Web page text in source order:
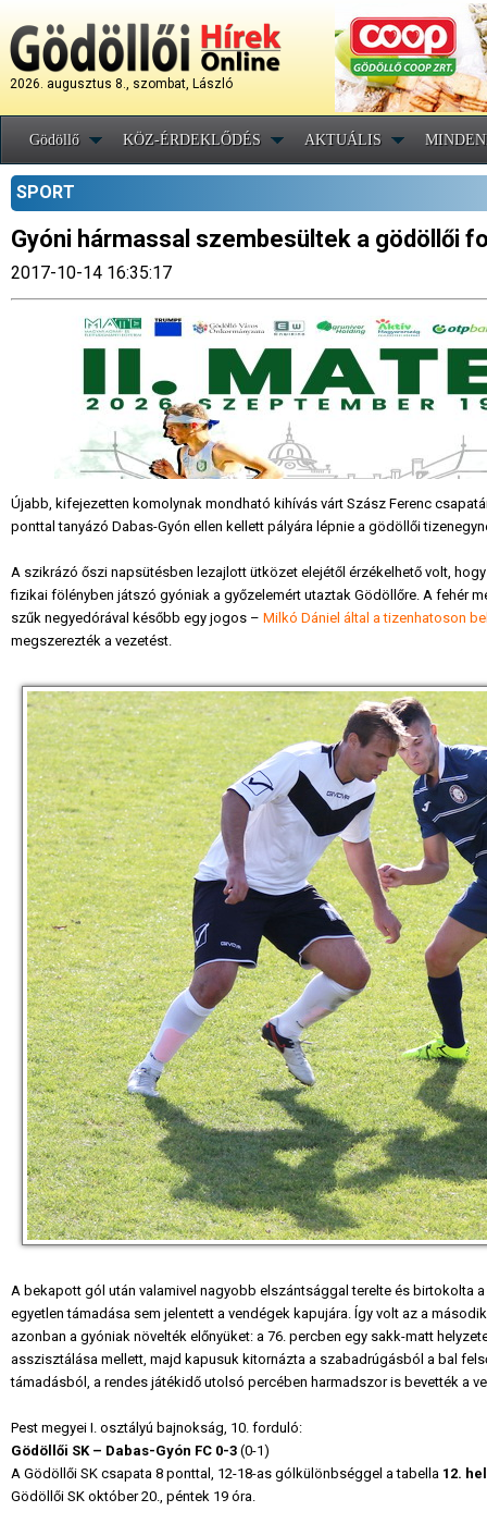
2026. augusztus 8., szombat, László
Gödöllő KÖZ-ÉRDEKLŐDÉS AKTUÁLIS
SPORT
Gyóni hármassal szembesültek a gödöllői
2017-10-14 16:35:17
Újabb, kifejezetten komolynak mondható kihívás várt Szász Ferenc
ponttal tanyázó Dabas-Gyón ellen kellett pályára lépnie a gödöllői
A szikrázó őszi napsütésben lezajlott ütközet elejétől érzékelhető volt,
fizikai fölényben játszó gyóniak a győzelemért utaztak Gödöllőre. A fehér
szűk negyedórával később egy jogos – Milkó Dániel által a tizenhatoson
megszerezték a vezetést.
A bekapott gól után valamivel nagyobb elszántsággal terelte és birtokolta
egyetlen támadása sem jelentett a vendégek kapujára. Így volt az a
azonban a gyóniak növelték előnyüket: a 76. percben egy sakk-matt
asszisztálása mellett, majd kapusuk kitornázta a szabadrúgásból a bal
támadásból, a rendes játékidő utolsó percében harmadszor is bevették a
Pest megyei I. osztályú bajnokság, 10. forduló:
Gödöllői SK – Dabas-Gyón FC 0-3 (0-1)
A Gödöllői SK csapata 8 ponttal, 12-18-as gólkülönbséggel a tabella 12.
Gödöllői SK október 20., péntek 19 óra.